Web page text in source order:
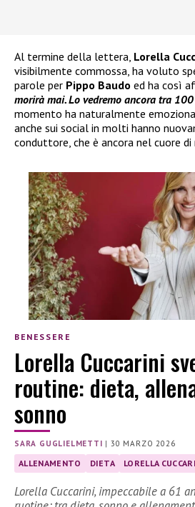
Al termine della lettera, Lorella
visibilmente commossa, ha voluto
parole per Pippo Baudo ed ha così
morirà mai. Lo vedremo ancora tra
momento ha naturalmente
anche sui social in molti hanno
conduttore, che è ancora nel cuore
BENESSERE
Lorella Cuccarini
routine: dieta,
sonno
SARA GUGLIELMETTI |30 MARZO 2026
ALLENAMENTO DIETA LORELLA
Lorella Cuccarini, impeccabile a 61